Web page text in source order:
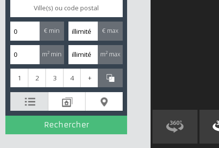
€ min € max
m² min m² max
1 2 3 4 +